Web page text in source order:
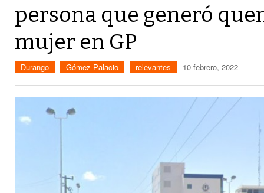
persona que generó
mujer en GP
Durango Gómez Palacio relevantes 10 febrero, 2022